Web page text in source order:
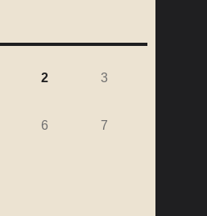
2 3
6 7